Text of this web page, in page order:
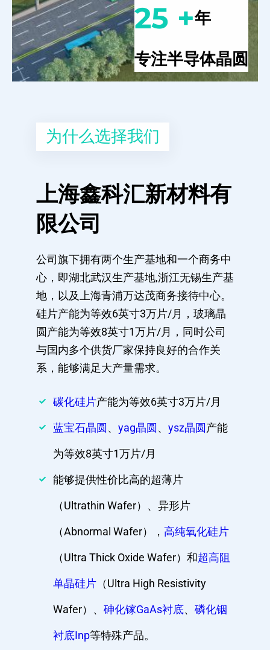
25 +年
专注半导体晶圆
为什么选择我们
上海鑫科汇新材料有
限公司
公司旗下拥有两个生产基地和一个商务中
心，即湖北武汉生产基地,浙江无锡生产基
地，以及上海青浦万达茂商务接待中心。
硅片产能为等效6英寸3万片/月，玻璃晶
圆产能为等效8英寸1万片/月，同时公司
与国内多个供货厂家保持良好的合作关
系，能够满足大产量需求。
碳化硅片产能为等效6英寸3万片/月
蓝宝石晶圆 、 yag晶圆 、 ysz晶圆 产能
为等效8英寸1万片/月
能够提供性价比高的超薄片
（Ultrathin Wafer）、异形片
（Abnormal Wafer）， 高纯氧化硅片
（Ultra Thick Oxide Wafer）和超高阻
单晶硅片 （Ultra High Resistivity
Wafer）、 砷化镓GaAs衬底、 磷化铟
衬底Inp等特殊产品。